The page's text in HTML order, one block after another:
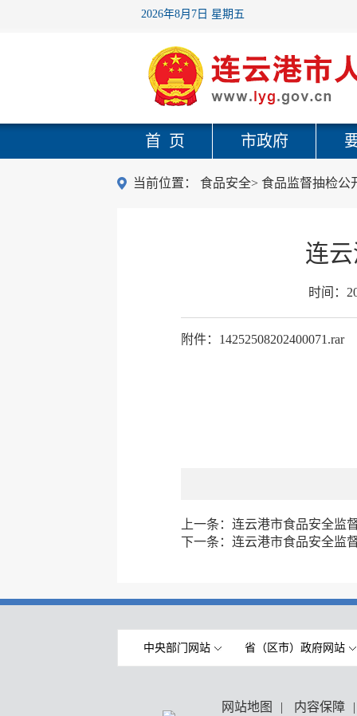
2026年8月7日 星期五
首 页 市政府
当前位置： 食品安全> 食品监督抽检公
连
时间：
附件：14252508202400071.rar
上一条： 连云港市食品安全监
下一条： 连云港市食品安全监
中央部门网站 省（区市）政府网站
网站地图 | 内容保障 |